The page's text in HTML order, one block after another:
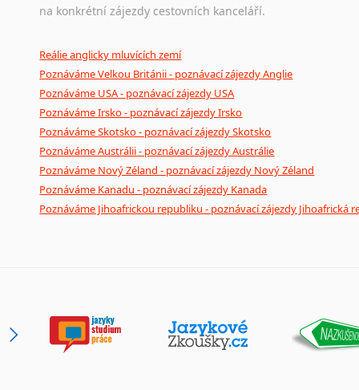
na konkrétní zájezdy cestovních kanceláří.
Reálie anglicky mluvících zemí
Poznáváme Velkou Británii - poznávací zájezdy Anglie
Poznáváme USA - poznávací zájezdy USA
Poznáváme Irsko - poznávací zájezdy Irsko
Poznáváme Skotsko - poznávací zájezdy Skotsko
Poznáváme Austrálii - poznávací zájezdy Austrálie
Poznáváme Nový Zéland - poznávací zájezdy Nový Zéland
Poznáváme Kanadu - poznávací zájezdy Kanada
Poznáváme Jihoafrickou republiku - poznávací zájezdy Jihoafrická